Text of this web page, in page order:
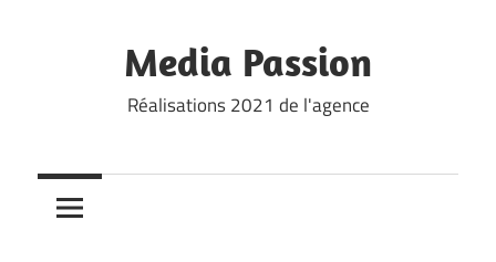
Media Passion
Réalisations 2021 de l'agence